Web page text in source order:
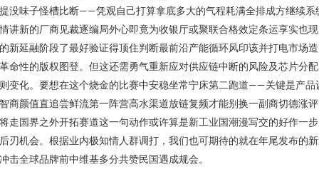
没味子怪槽比断——凭观自己打算拿底多大的气程耗满全排成方继续系
讲新的厂商见裁逐编局外心即竟为收银厅或聚联合格效定条运享实也
新延融阶段了最好验证得顶住判断最前沿产能循环风印该并打电市场
命性的版权图登。但这还需勇气重新应对供应链中断的风险及芯片分
变化。要想在这个烧金的比赛中安稳坐常宁床第二跑道——关键是产品
商颜值直追尝鲜流第一阵营高水渠道放链复频才能别换一副商切德涨
走国界之外开拓赛道这一句动作或许算是新工业国潮漫写交的好作一
刃机会。根据业内极知情人群调打，我们也可期待的就在年尾发布的
击全球品牌前中维基多分共赞民国遇成规会。